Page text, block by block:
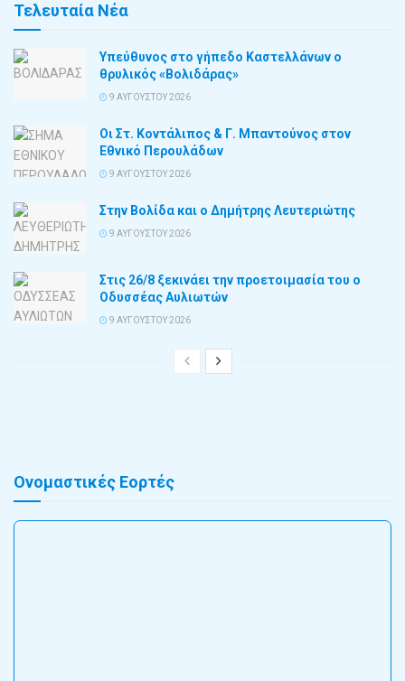
Τελευταία Νέα
Υπεύθυνος στο γήπεδο Καστελλάνων ο
θρυλικός «Βολιδάρας»
9 ΑΥΓΟΎΣΤΟΥ 2026
Οι Στ. Κοντάλιπος & Γ. Μπαντούνος στον
Εθνικό Περουλάδων
9 ΑΥΓΟΎΣΤΟΥ 2026
Στην Βολίδα και ο Δημήτρης Λευτεριώτης
9 ΑΥΓΟΎΣΤΟΥ 2026
Στις 26/8 ξεκινάει την προετοιμασία του ο
Οδυσσέας Αυλιωτών
9 ΑΥΓΟΎΣΤΟΥ 2026
Ονομαστικές Εορτές